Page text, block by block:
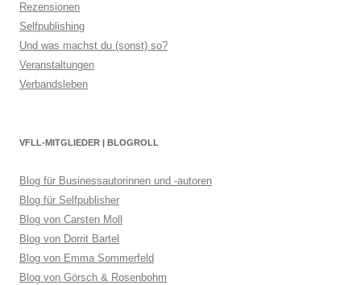
Rezensionen
Selfpublishing
Und was machst du (sonst) so?
Veranstaltungen
Verbandsleben
VFLL-MITGLIEDER | BLOGROLL
Blog für Businessautorinnen und -autoren
Blog für Selfpublisher
Blog von Carsten Moll
Blog von Dorrit Bartel
Blog von Emma Sommerfeld
Blog von Görsch & Rosenbohm